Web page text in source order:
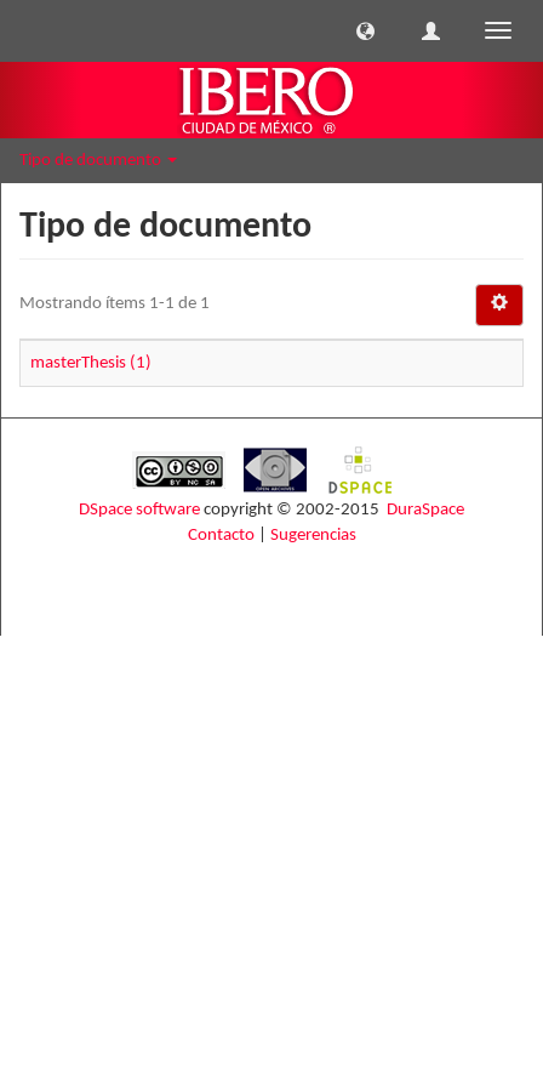
Tipo de documento
Tipo de documento
Mostrando ítems 1-1 de 1
masterThesis (1)
DSpace software copyright © 2002-2015 DuraSpace
Contacto| Sugerencias